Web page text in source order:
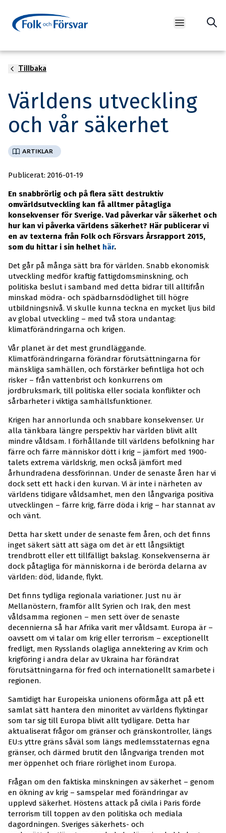
Open main
Tillbaka
Foto: Matt Palmer/Unsplash
Världens utveckling
och vår säkerhet
ARTIKLAR
Publicerat: 2016-01-19
En snabbrörlig och på flera sätt destruktiv
omvärldsutveckling kan få alltmer påtagliga
konsekvenser för Sverige. Vad påverkar vår säkerhet och
hur kan vi påverka världens säkerhet? Här publicerar vi
en av texterna från Folk och Försvars Årsrapport 2015,
som du hittar i sin helhet här.
Det går på många sätt bra för världen. Snabb ekonomisk
utveckling medför kraftig fattigdomsminskning, och
politiska beslut i samband med detta bidrar till alltifrån
minskad mödra- och spädbarnsdödlighet till högre
utbildningsnivå. Vi skulle kunna teckna en mycket ljus bild
av global utveckling – med två stora undantag:
klimatförändringarna och krigen.
Vår planet är det mest grundläggande.
Klimatförändringarna förändrar förutsättningarna för
mänskliga samhällen, och förstärker befintliga hot och
risker – från vattenbrist och konkurrens om
jordbruksmark, till politiska eller sociala konflikter och
sårbarheter i viktiga samhällsfunktioner.
Krigen har annorlunda och snabbare konsekvenser. Ur
alla tänkbara längre perspektiv har världen blivit allt
mindre våldsam. I förhållande till världens befolkning har
färre och färre människor dött i krig – jämfört med 1900-
talets extrema världskrig, men också jämfört med
århundradena dessförinnan. Under de senaste åren har vi
dock sett ett hack i den kurvan. Vi är inte i närheten av
världens tidigare våldsamhet, men den långvariga positiva
utvecklingen – färre krig, färre döda i krig – har stannat av
och vänt.
Detta har skett under de senaste fem åren, och det finns
inget säkert sätt att säga om det är ett långsiktigt
trendbrott eller ett tillfälligt bakslag. Konsekvenserna är
dock påtagliga för människorna i de berörda delarna av
världen: död, lidande, flykt.
Det finns tydliga regionala variationer. Just nu är
Mellanöstern, framför allt Syrien och Irak, den mest
våldsamma regionen – men sett över de senaste
decennierna så har Afrika varit mer våldsamt. Europa är –
oavsett om vi talar om krig eller terrorism – exceptionellt
fredligt, men Rysslands olagliga annektering av Krim och
krigföring i andra delar av Ukraina har förändrat
förutsättningarna för fred och internationellt samarbete i
regionen.
Samtidigt har Europeiska unionens oförmåga att på ett
samlat sätt hantera den minoritet av världens flyktingar
som tar sig till Europa blivit allt tydligare. Detta har
aktualiserat frågor om gränser och gränskontroller, längs
EU:s yttre gräns såväl som längs medlemsstaternas egna
gränser, och därmed brutit den långvariga trenden mot
mer öppenhet och friare rörlighet inom Europa.
Frågan om den faktiska minskningen av säkerhet – genom
en ökning av krig – samspelar med förändringar av
upplevd säkerhet. Höstens attack på civila i Paris förde
terrorism till toppen av den politiska och mediala
dagordningen. Sveriges säkerhets- och